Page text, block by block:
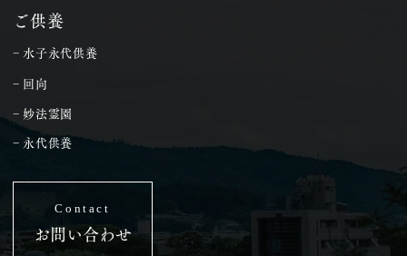
ご供養
− 水子永代供養
− 妙法霊園
− 永代供養
− 回向
お問い合わせ
Contact